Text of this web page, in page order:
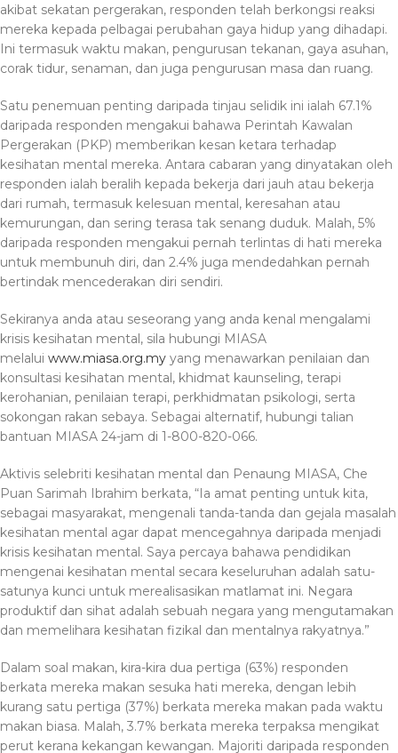
akibat sekatan pergerakan, responden telah berkongsi reaksi
mereka kepada pelbagai perubahan gaya hidup yang dihadapi.
Ini termasuk waktu makan, pengurusan tekanan, gaya asuhan,
corak tidur, senaman, dan juga pengurusan masa dan ruang.
Satu penemuan penting daripada tinjau selidik ini ialah 67.1%
daripada responden mengakui bahawa Perintah Kawalan
Pergerakan (PKP) memberikan kesan ketara terhadap
kesihatan mental mereka. Antara cabaran yang dinyatakan oleh
responden ialah beralih kepada bekerja dari jauh atau bekerja
dari rumah, termasuk kelesuan mental, keresahan atau
kemurungan, dan sering terasa tak senang duduk. Malah, 5%
daripada responden mengakui pernah terlintas di hati mereka
untuk membunuh diri, dan 2.4% juga mendedahkan pernah
bertindak mencederakan diri sendiri.
Sekiranya anda atau seseorang yang anda kenal mengalami
krisis kesihatan mental, sila hubungi MIASA
melalui www.miasa.org.my yang menawarkan penilaian dan
konsultasi kesihatan mental, khidmat kaunseling, terapi
kerohanian, penilaian terapi, perkhidmatan psikologi, serta
sokongan rakan sebaya. Sebagai alternatif, hubungi talian
bantuan MIASA 24-jam di 1-800-820-066.
Aktivis selebriti kesihatan mental dan Penaung MIASA, Che
Puan Sarimah Ibrahim berkata, “Ia amat penting untuk kita,
sebagai masyarakat, mengenali tanda-tanda dan gejala masalah
kesihatan mental agar dapat mencegahnya daripada menjadi
krisis kesihatan mental. Saya percaya bahawa pendidikan
mengenai kesihatan mental secara keseluruhan adalah satu-
satunya kunci untuk merealisasikan matlamat ini. Negara
produktif dan sihat adalah sebuah negara yang mengutamakan
dan memelihara kesihatan fizikal dan mentalnya rakyatnya.”
Dalam soal makan, kira-kira dua pertiga (63%) responden
berkata mereka makan sesuka hati mereka, dengan lebih
kurang satu pertiga (37%) berkata mereka makan pada waktu
makan biasa. Malah, 3.7% berkata mereka terpaksa mengikat
perut kerana kekangan kewangan. Majoriti daripada responden